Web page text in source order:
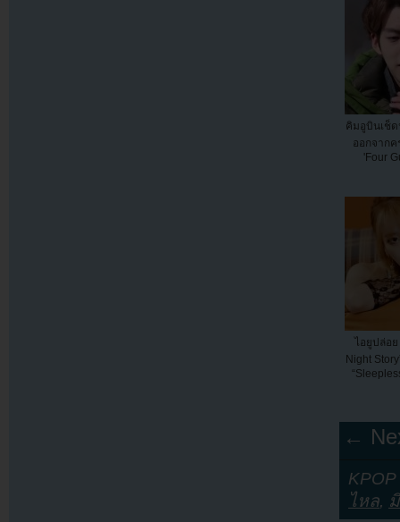
คิมอูบินเช็ด
ออกจากค
'Four
ไอยูปล่อย
Night
←
ไหล,